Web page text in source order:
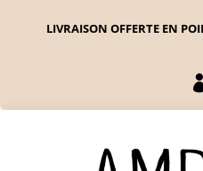
LIVRAISON OFFERTE EN